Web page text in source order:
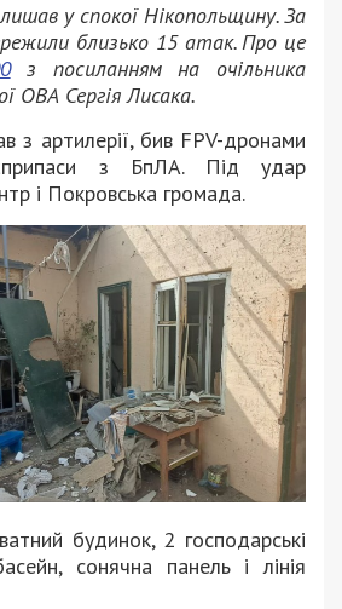
у спокої Нікопольщину. За
близько 15 атак. Про це
з посиланням на очільника
ОВА Сергія Лисака.
з артилерії, бив FPV-дронами
з БпЛА. Під удар
і Покровська громада.
будинок, 2 господарські
сонячна панель і лінія